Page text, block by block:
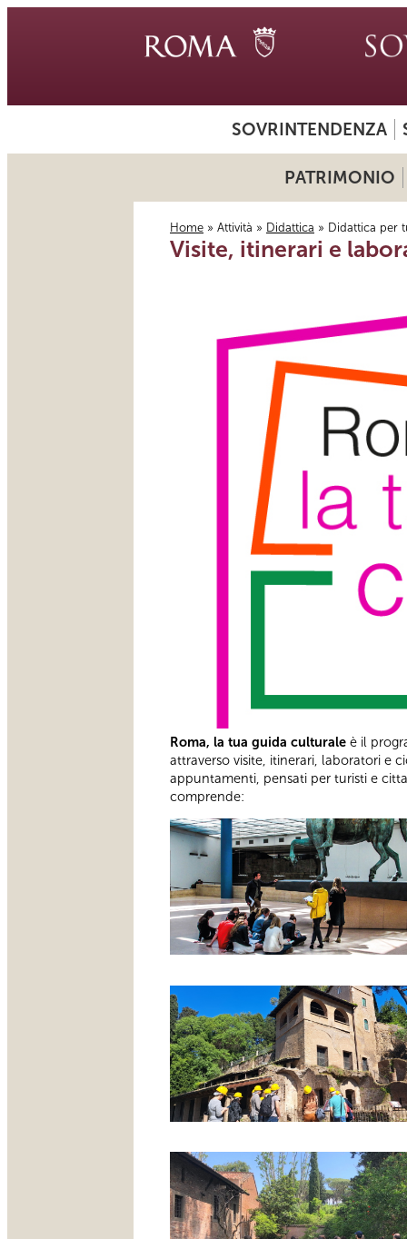
SOVRINTENDENZA
PATRIMONIO
Tu sei qui
Home » Attività » Didattica » Didattica per
Visite, itinerari e
Roma, la tua guida culturale è il
attraverso visite, itinerari, laboratori e
appuntamenti, pensati per turisti e
comprende: